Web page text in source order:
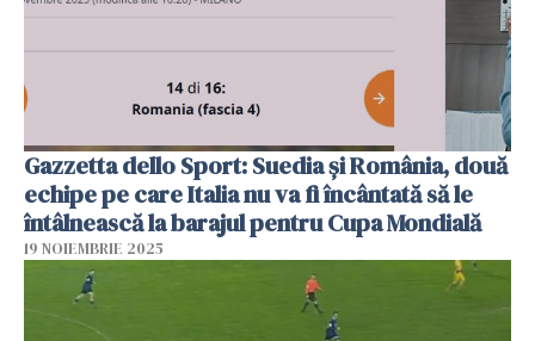
Gazzetta dello Sport: Suedia şi România, două
echipe pe care Italia nu va fi încântată să le
întâlnească la barajul pentru Cupa Mondială
19 NOIEMBRIE 2025